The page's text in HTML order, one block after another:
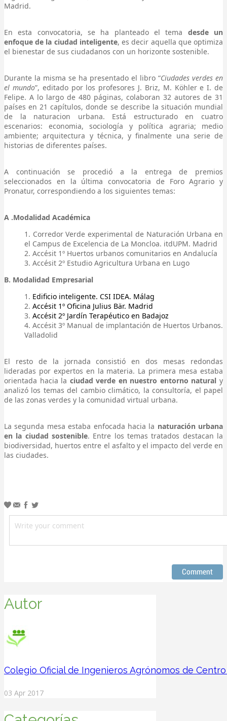
Madrid.
En esta convocatoria, se ha planteado el tema desde un
enfoque de la ciudad inteligente, es decir aquella que optimiza
el bienestar de sus ciudadanos con un horizonte sostenible.
Durante la misma se ha presentado el libro “Ciudades verdes en
el mundo”, editado por los profesores J. Briz, M. Köhler e I. de
Felipe. A lo largo de 480 páginas, colaboran 32 autores de 31
países en 21 capítulos, donde se describe la situación mundial
de la naturacion urbana. Está estructurado en cuatro
escenarios: economia, sociología y política agraria; medio
ambiente; arquitectura y técnica, y finalmente una serie de
historias de diferentes países.
A continuación se procedió a la entrega de premios
seleccionados en la última convocatoria de Foro Agrario y
Pronatur, correspondiendo a los siguientes temas:
A .Modalidad Académica
Corredor Verde experimental de Naturación Urbana en
el Campus de Excelencia de La Moncloa. itdUPM. Madrid
Accésit 1º Huertos urbanos comunitarios en Andalucía
Accésit 2º Estudio Agricultura Urbana en Lugo
B. Modalidad Empresarial
Edificio inteligente. CSI IDEA. Málag
Accésit 1º Oficina Julius Bär. Madrid
Accésit 2º Jardín Terapéutico en Badajoz
Accésit 3º Manual de implantación de Huertos Urbanos.
Valladolid
El resto de la jornada consistió en dos mesas redondas
lideradas por expertos en la materia. La primera mesa estaba
orientada hacia la ciudad verde en nuestro entorno natural y
analizó los temas del cambio climático, la consultoría, el papel
de las zonas verdes y la comunidad virtual urbana.
La segunda mesa estaba enfocada hacia la naturación urbana
en la ciudad sostenible. Entre los temas tratados destacan la
biodiversidad, huertos entre el asfalto y el impacto del verde en
las ciudades.
Autor
Colegio Oficial de Ingenieros Agrónomos de
03 Apr 2017